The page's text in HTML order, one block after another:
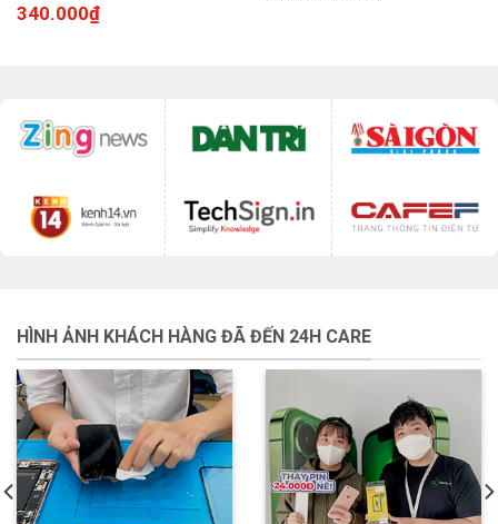
340.000₫
HÌNH ẢNH KHÁCH HÀNG ĐÃ ĐẾN 24H CARE